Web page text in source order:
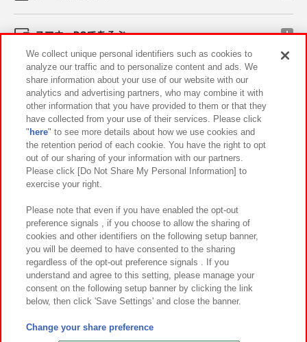
スマホ・PCであそぶ
イベント・キャンペーン
関連会社 サステナビリティ サイトポリシー
プライバシーポリシー ウェブアクセシビリティ方針と検証結果
お取引先さまとともに
カスタマーハラスメント対応方針 よくあるご質問・お問い合わせ
©Bandai Namco Amusement Inc.
©Bandai Namco Amusement Lab Inc.
We collect unique personal identifiers such as cookies to
analyze our traffic and to personalize content and ads. We
share information about your use of our website with our
analytics and advertising partners, who may combine it with
other information that you have provided to them or that they
have collected from your use of their services. Please click
" here" to see more details about how we use cookies and
the retention period of each cookie. You have the right to opt
out of our sharing of your information with our partners.
Please click [Do Not Share My Personal Information] to
exercise your right.
Please note that even if you have enabled the opt-out
preference signals , if you choose to allow the sharing of
cookies and other identifiers on the following setup banner,
you will be deemed to have consented to the sharing
regardless of the opt-out preference signals . If you
understand and agree to this setting, please manage your
consent on the following setup banner by clicking the link
below, then click 'Save Settings' and close the banner.
Change your share preference